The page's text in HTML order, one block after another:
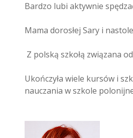
Bardzo lubi aktywnie
Mama dorosłej Sary i
Z polską szkołą związana
Ukończyła wiele kursów i
nauczania w szkole